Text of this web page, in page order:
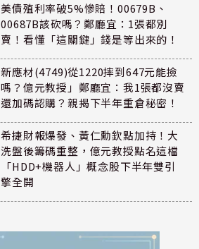
美債殖利率破5%慘賠！00679B、
00687B該砍嗎？鄭廳宜：1張都別
賣！看懂「這關鍵」錢是等出來的！
新應材(4749)從1220摔到647元能撿
嗎？億元教授」鄭廳宜：我1張都沒賣
還加碼認購？親揭下半年重倉秘密！
希捷財報爆發、黃仁勳欽點加持！大
洗盤後籌碼重整，億元教授點名這檔
「HDD+機器人」概念股下半年雙引
擎全開